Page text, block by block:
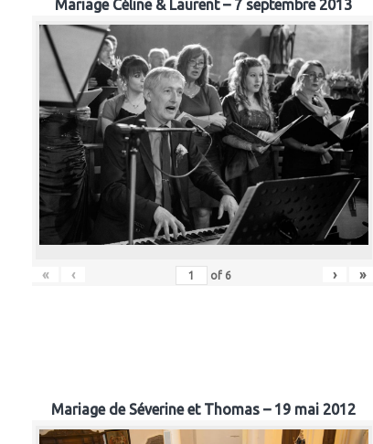
Mariage Céline & Laurent – 7 septembre 2013
« ‹ of 6 › »
Mariage de Séverine et Thomas – 19 mai 2012